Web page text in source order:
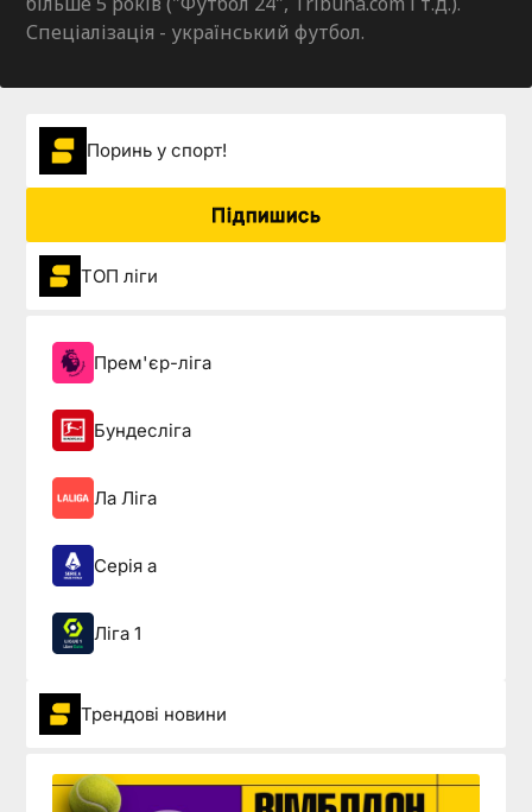
Спеціалізація - український футбол.
Поринь у спорт!
Підпишись
ТОП ліги
Прем'єр-ліга
Бундесліга
Ла Ліга
Серія а
Ліга 1
Трендові новини